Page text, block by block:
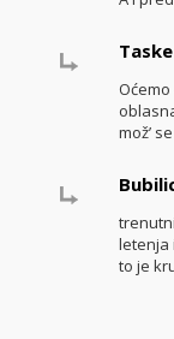
Taske
mož’
letenja
to je